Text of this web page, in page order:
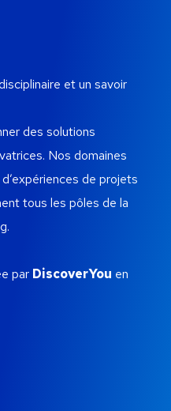
et un savoir
des solutions
Nos domaines
de projets
tous les pôles de la
par DiscoverYou en